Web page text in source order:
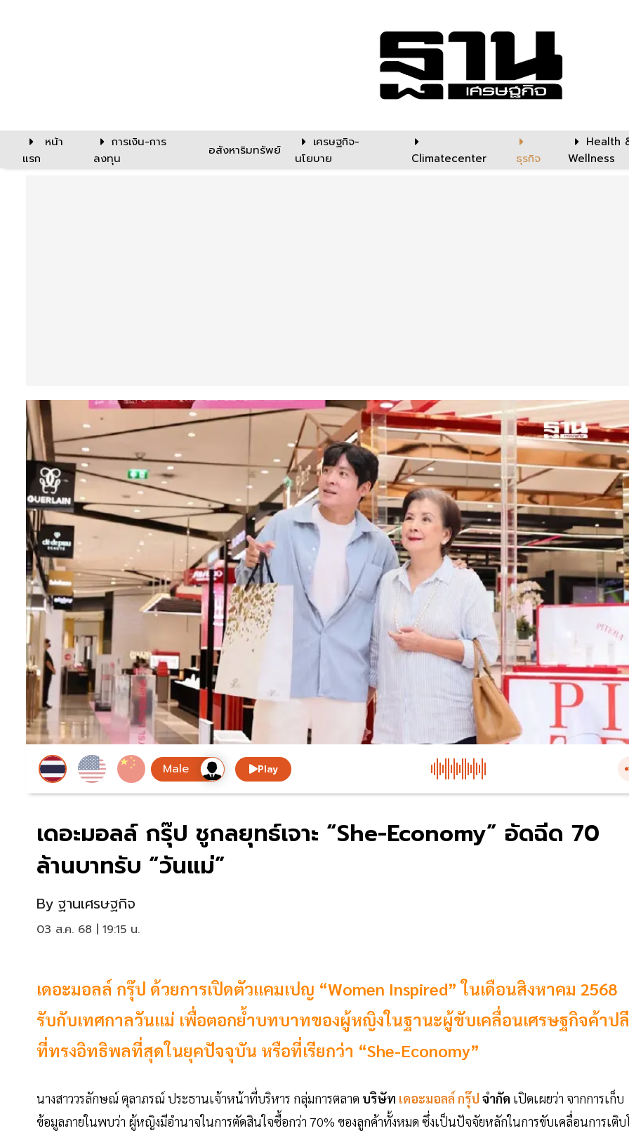
หน้า
แรก
การเงิน-การ
ลงทุน
อสังหาริมทรัพย์
เศรษฐกิจ-
นโยบาย
Climatecenter ธุรกิจ
Health
Wellness
Play
เดอะมอลล์ กรุ๊ป ชูกลยุทธ์เจาะ “She-Economy” อัดฉีด 70
ล้านบาทรับ “วันแม่”
By ฐานเศรษฐกิจ
03 ส.ค. 68 | 19:15 น.
เดอะมอลล์ กรุ๊ป ด้วยการเปิดตัวแคมเปญ “Women Inspired” ในเดือนสิงหาคม 2568
รับกับเทศกาลวันแม่ เพื่อตอกย้ำบทบาทของผู้หญิงในฐานะผู้ขับเคลื่อนเศรษฐกิจค้าป
ที่ทรงอิทธิพลที่สุดในยุคปัจจุบัน หรือที่เรียกว่า “She-Economy”
นางสาววรลักษณ์ ตุลาภรณ์ ประธานเจ้าหน้าที่บริหาร กลุ่มการตลาด บริษัท เดอะมอลล์ กรุ๊ป จำกัด เปิดเผยว่า จากการเก็บ
ข้อมูลภายในพบว่า ผู้หญิงมีอำนาจในการตัดสินใจซื้อกว่า 70% ของลูกค้าทั้งหมด ซึ่งเป็นปัจจัยหลักในการขับเคลื่อนการเติบ